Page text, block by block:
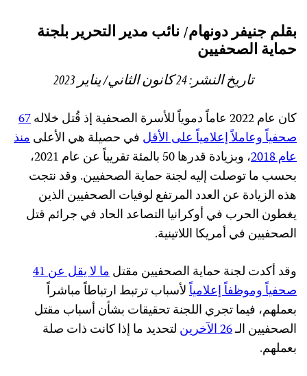
بقلم جنيفر دونهام/ نائب مدير التحرير بلجنة
حماية الصحفيين
تاريخ النشر: 24 كانون الثاني/ يناير 2023
كان عام 2022 عاماً دموياً للأسرة الصحفية إذ قُتل خلاله
67
صحفياً وعاملاً إعلامياً على الأقل في حصيلة هي الأعلىمنذ
عام 2018
، وبزيادة قدرها 50 بالمئة تقريباً عن عام 2021،
بحسب ما توصلت إليه لجنة حماية الصحفيين. وقد نتجت
هذه الزيادة عن العدد المرتفع لوفيات الصحفيين الذين
يغطون الحرب في أوكرانيا التصاعد الحاد في جرائم قتل
الصحفيين في أمريكا اللاتينية.
وقد أكدت لجنة حماية الصحفيين مقتل
ما لا يقل عن 41
صحفياً وموظفاً إعلامياًلأسباب ترتبط ارتباطاً مباشراً
بعملهم، فيما تجري اللجنة تحقيقات بشأن أسباب مقتل
الصحفيين الـ26 الآخرين
لتحديد ما إذا كانت ذات صلة
بعملهم.